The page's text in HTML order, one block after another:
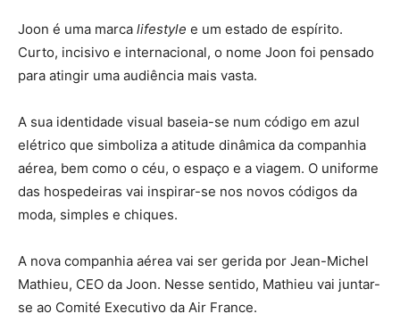
Joon é uma marca lifestyle e um estado de espírito.
Curto, incisivo e internacional, o nome Joon foi pensado
para atingir uma audiência mais vasta.
A sua identidade visual baseia-se num código em azul
elétrico que simboliza a atitude dinâmica da companhia
aérea, bem como o céu, o espaço e a viagem. O uniforme
das hospedeiras vai inspirar-se nos novos códigos da
moda, simples e chiques.
A nova companhia aérea vai ser gerida por Jean-Michel
Mathieu, CEO da Joon. Nesse sentido, Mathieu vai juntar-
se ao Comité Executivo da Air France.